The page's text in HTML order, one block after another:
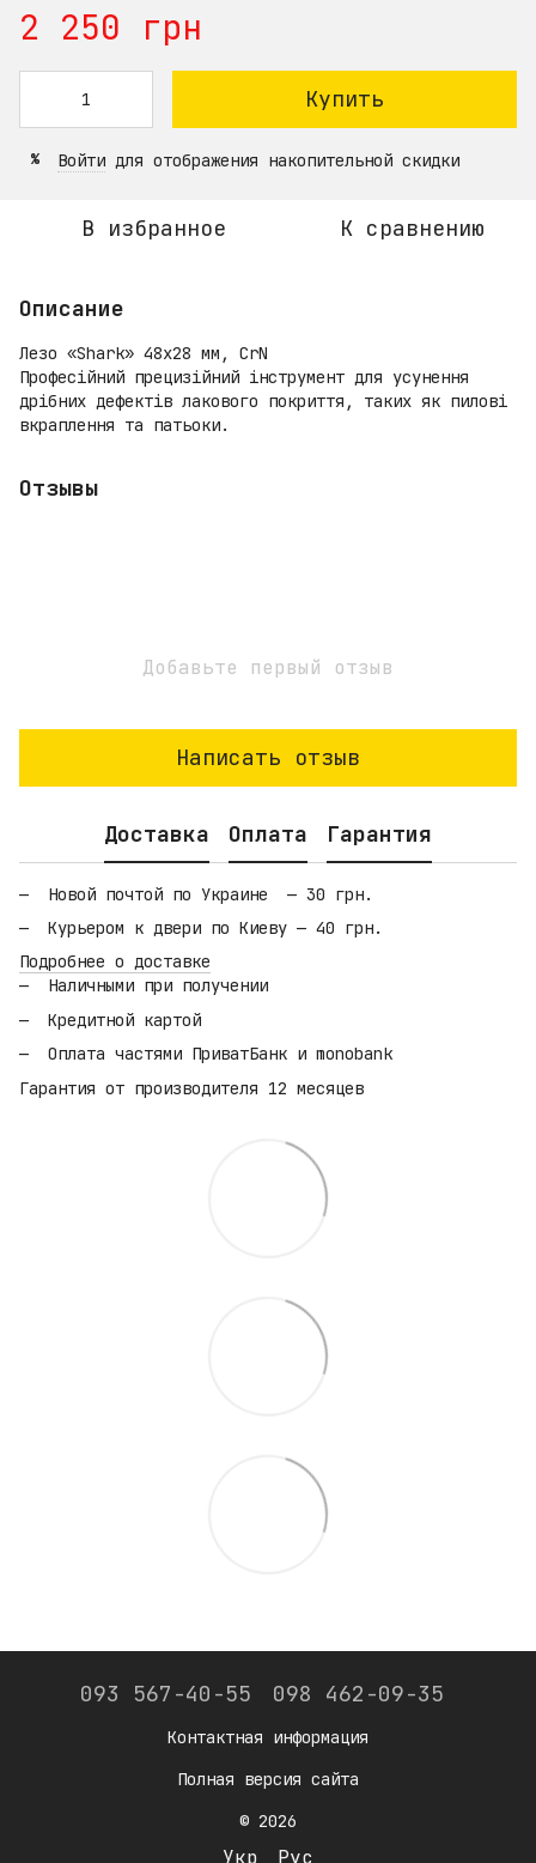
2 250 грн
Купить
% Войти для отображения накопительной скидки
В избранное К сравнению
Описание
Лезо «Shark» 48x28 мм, CrN
Професійний прецизійний інструмент для усунення
дрібних дефектів лакового покриття, таких як пилові
вкраплення та патьоки.
Отзывы
Добавьте первый отзыв
Написать отзыв
Доставка Оплата Гарантия
Новой почтой по Украине — 30 грн.
Курьером к двери по Киеву — 40 грн.
Подробнее о доставке
Наличными при получении
Кредитной картой
Оплата частями ПриватБанк и monobank
Гарантия от производителя 12 месяцев
093 567-40-55 098 462-09-35
Контактная информация
Полная версия сайта
© 2026
Укр Рус